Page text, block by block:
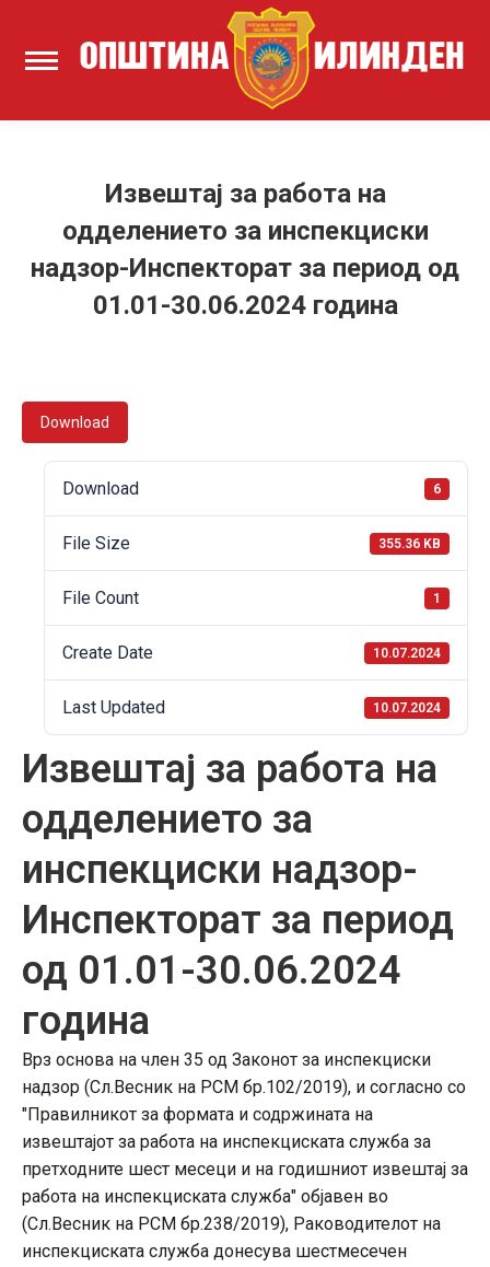
Извештај за работа на
одделението за инспекциски
надзор-Инспекторат за период од
01.01-30.06.2024 година
Download
Download 6
File Size 355.36 KB
File Count 1
Create Date 10.07.2024
Last Updated 10.07.2024
Извештај за работа на
одделението за
инспекциски надзор-
Инспекторат за период
од 01.01-30.06.2024
година
Врз основа на член 35 од Законот за инспекциски
надзор (Сл.Весник на РСМ бр.102/2019), и согласно со
"Правилникот за формата и содржината на
извештајот за работа на инспекциската служба за
претходните шест месеци и на годишниот извештај за
работа на инспекциската служба" објавен во
(Сл.Весник на РСМ бр.238/2019), Раководителот на
инспекциската служба донесува шестмесечен